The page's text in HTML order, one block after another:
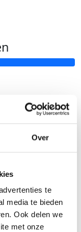
Over
te
media te bieden
Ook delen we
met onze